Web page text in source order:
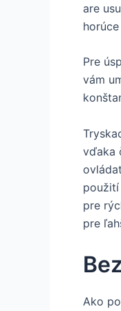
are
Pre
vám
vďaka
pre
pre
Ako